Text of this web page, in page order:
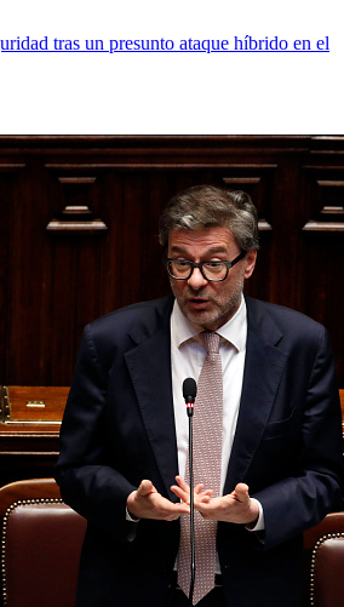
tras un presunto ataque híbrido en el